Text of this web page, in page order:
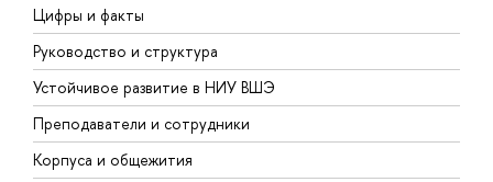
Цифры и факты
Руководство и структура
Устойчивое развитие в НИУ ВШЭ
Преподаватели и сотрудники
Корпуса и общежития